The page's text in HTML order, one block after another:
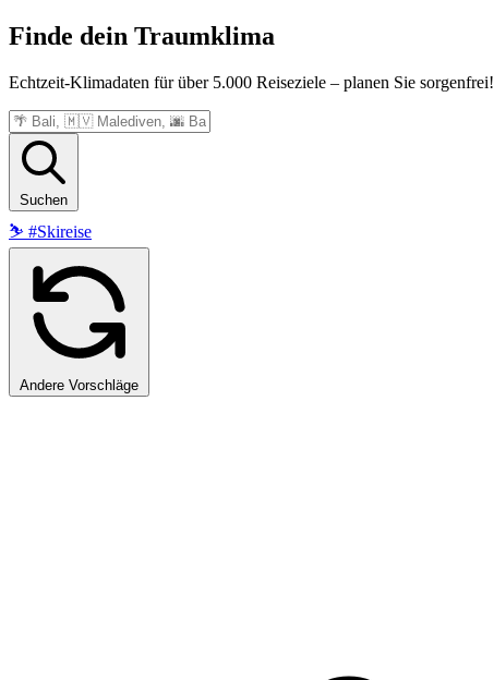
Finde dein Traumklima
Echtzeit-Klimadaten für über 5.000 Reiseziele – planen Sie sorgenfrei!
Suchen
⛷️ #Skireise
Andere Vorschläge